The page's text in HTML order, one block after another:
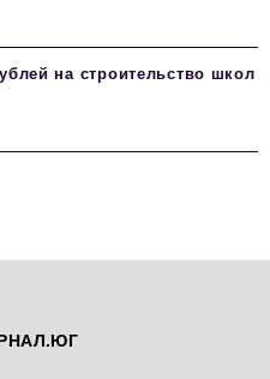
на строительство школ